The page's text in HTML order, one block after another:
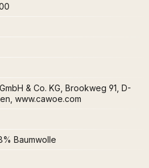
& Co. KG, Brookweg 91, D-
www.cawoe.com
Baumwolle